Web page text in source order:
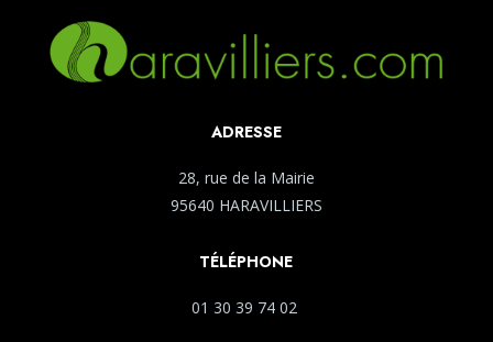
ADRESSE
28, rue de la Mairie
95640 HARAVILLIERS
TÉLÉPHONE
01 30 39 74 02